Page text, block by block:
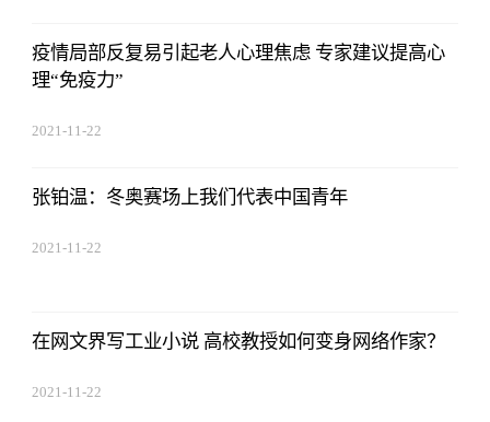
疫情局部反复易引起老人心理焦虑 专家建议提高心
理“免疫力”
2021-11-22
张铂温：冬奥赛场上我们代表中国青年
2021-11-22
在网文界写工业小说 高校教授如何变身网络作家？
2021-11-22